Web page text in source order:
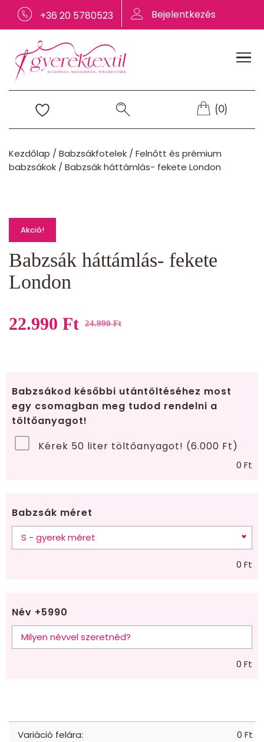
+36 20 5780523 Bejelentkezés
(0)
Kezdőlap /Babzsákfotelek /Felnőtt és prémium
babzsákok /Babzsák háttámlás- fekete London
Akció!
Babzsák háttámlás- fekete
London
24.990Ft
Original
was:
24.990 Ft.
22.990 Ft
Current
is:
22.990 Ft.
Babzsákod későbbi utántöltéséhez most
egy csomagban meg tudod rendelni a
töltőanyagot!
Kérek 50 liter töltőanyagot! (6.000 Ft)
0 Ft
Babzsák méret
0 Ft
Név +5990
0 Ft
Variáció felára: 0 Ft